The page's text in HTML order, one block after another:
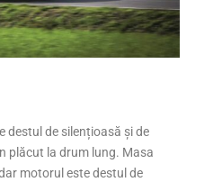
destul de silențioasă și de
plăcut la drum lung. Masa
motorul este destul de